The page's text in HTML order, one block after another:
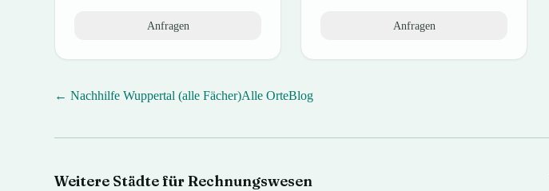
Anfragen Anfragen
← Nachhilfe Wuppertal (alle Fächer)Alle OrteBlog
Weitere Städte fürRechnungswesen